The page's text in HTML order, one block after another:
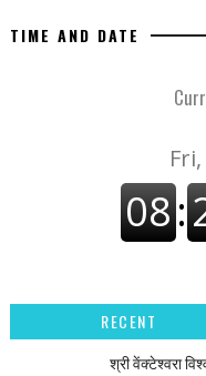
TIME AND DATE
RECENT
श्री वेंक्टेश्वरा